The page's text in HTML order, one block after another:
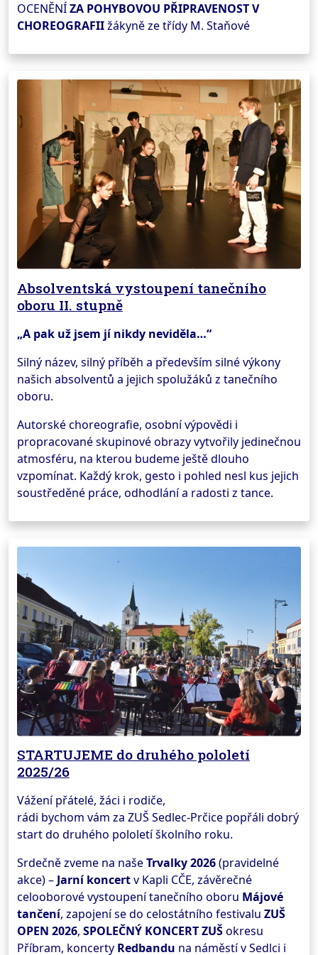
OCENĚNÍZA POHYBOVOU PŘIPRAVENOST V
CHOREOGRAFIIžákyně ze třídy M. Staňové
Absolventská vystoupení tanečního
oboru II. stupně
„A pak už jsem jí nikdy neviděla…“
Silný název, silný příběh a především silné výkony
našich absolventů a jejich spolužáků z tanečního
oboru.
Autorské choreografie, osobní výpovědi i
propracované skupinové obrazy vytvořily jedinečnou
atmosféru, na kterou budeme ještě dlouho
vzpomínat. Každý krok, gesto i pohled nesl kus jejich
soustředěné práce, odhodlání a radosti z tance.
STARTUJEME do druhého pololetí
2025/26
Vážení přátelé, žáci i rodiče,
rádi bychom vám za ZUŠ Sedlec-Prčice popřáli dobrý
start do druhého pololetí školního roku.
Srdečně zveme na našeTrvalky2026(pravidelné
akce) – Jarní koncertv Kapli CČE, závěrečné
celooborové vystoupení tanečního oboru Májové
tančení, zapojení se do celostátního festivalu ZUŠ
OPEN 2026, SPOLEČNÝ KONCERT ZUŠokresu
Příbram, koncerty Redbandu na náměstí v Sedlci i